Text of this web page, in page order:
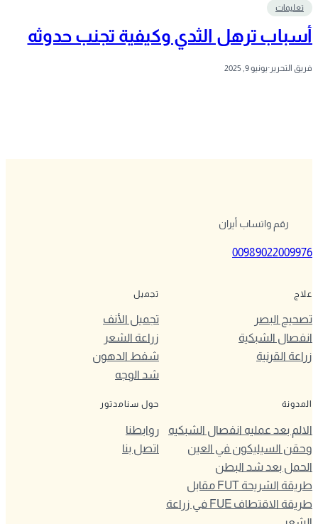
تعليمات
أسباب ترهل الثدي وكيفية تجنب حدوثه
فريق التحرير ·يونيو 9, 2025
رقم واتساب أيران
00989022009976
علاج
تصحيح البصر
انفصال الشبكية
زراعة القرنية
تجميل
تجميل الأنف
زراعة الشعر
شفط الدهون
شد الوجه
المدونة
الالم بعد عمليه انفصال الشبكيه
وحقن السيليكون في العين
الحمل بعد شد البطن
طريقة الشريحة FUT مقابل
طريقة الاقتطاف FUE في زراعة
حول سنامدتور
روابطنا
اتصل بنا